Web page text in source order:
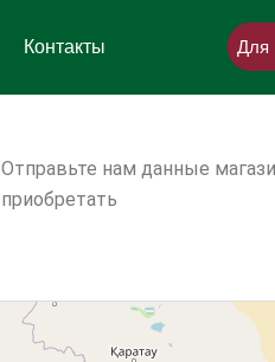
Контакты Для
Отправьте нам данные
приобретать